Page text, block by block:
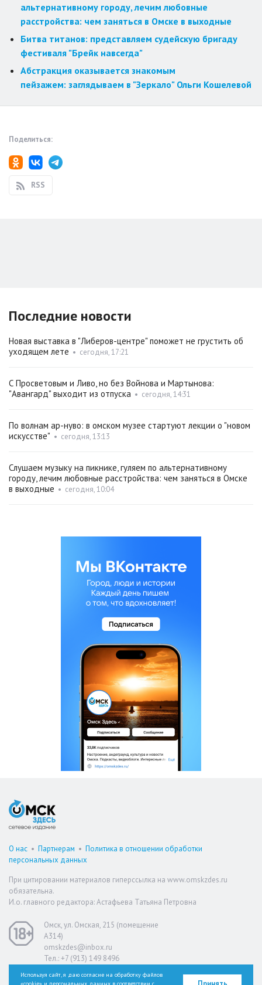
альтернативному городу, лечим любовные
расстройства: чем заняться в Омске в выходные
Битва титанов: представляем судейскую бригаду
фестиваля "Брейк навсегда"
Абстракция оказывается знакомым
пейзажем: заглядываем в "Зеркало" Ольги Кошелевой
Поделиться:
RSS
Последние новости
Новая выставка в "Либеров-центре" поможет не грустить об
уходящем лете • сегодня, 17:21
С Просветовым и Ливо, но без Войнова и Мартынова:
"Авангард" выходит из отпуска • сегодня, 14:31
По волнам ар-нуво: в омском музее стартуют лекции о "новом
искусстве" • сегодня, 13:13
Слушаем музыку на пикнике, гуляем по альтернативному
городу, лечим любовные расстройства: чем заняться в Омске
в выходные • сегодня, 10:04
О нас • Партнерам • Политика в отношении обработки
персональных данных
При цитировании материалов гиперссылка на www.omskzdes.ru
обязательна.
И.о. главного редактора: Астафьева Татьяна Петровна
Омск, ул. Омская, 215 (помещение
А314)
omskzdes@inbox.ru
Тел.: +7 (913) 149 8496
Используя сайт, я даю согласие на обработку файлов